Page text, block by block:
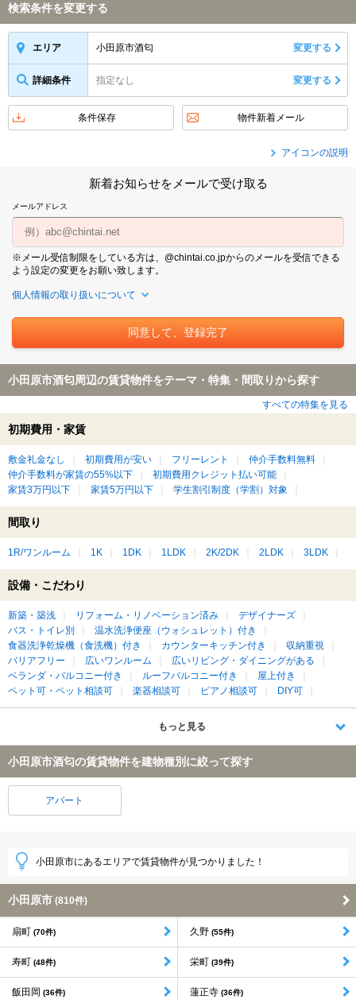
検索条件を変更する
エリア 小田原市酒匂 変更する
詳細条件 指定なし 変更する
条件保存 物件新着メール
アイコンの説明
新着お知らせをメールで受け取る
メールアドレス
※メール受信制限をしている方は、@chintai.co.jpからのメールを受信できる
よう設定の変更をお願い致します。
個人情報の取り扱いについて
小田原市酒匂周辺の賃貸物件をテーマ・特集・間取りから探す
すべての特集を見る
初期費用・家賃
敷金礼金なし 初期費用が安い フリーレント
仲介手数料無料
仲介手数料が家賃の55%以下
初期費用クレジット払い可能
家賃3万円以下
家賃5万円以下 学生割引制度（学割）対象
間取り
1R/ワンルーム 1K 1DK 1LDK 2K/2DK 2LDK 3LDK
設備・こだわり
新築・築浅 リフォーム・リノベーション済み
デザイナーズ
バス・トイレ別
温水洗浄便座（ウォシュレット）付き
食器洗浄乾燥機（食洗機）付き
カウンターキッチン付き
収納重視
バリアフリー
広いワンルーム
広いリビング・ダイニングがある
ベランダ・バルコニー付き
ルーフバルコニー付き
屋上付き
ペット可・ペット相談可
楽器相談可 ピアノ相談可 DIY可
もっと見る
小田原市酒匂の賃貸物件を建物種別に絞って探す
アパート
小田原市にあるエリアで賃貸物件が見つかりました！
小田原市 (810件)
扇町 (70件) 久野 (55件)
寿町 (48件) 栄町 (39件)
飯田岡 (36件) 蓮正寺 (36件)